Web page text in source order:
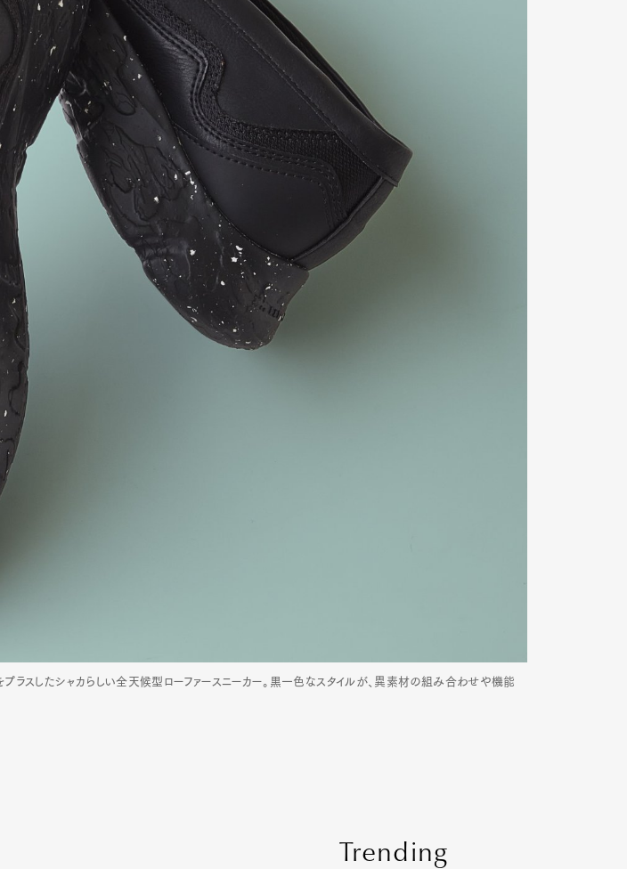
ラスしたシャカらしい全天候型ローファースニーカー。黒一色なスタイルが、異素材の組み合わせや機能
Trending